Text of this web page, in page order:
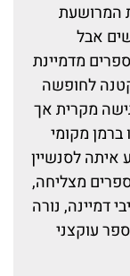
המרושעת
אבל
מדמיינת
לחופשה
מקרית אך
מקומי
לסנשיין
מצליחה,
דמיינה, נורה
עוקצני